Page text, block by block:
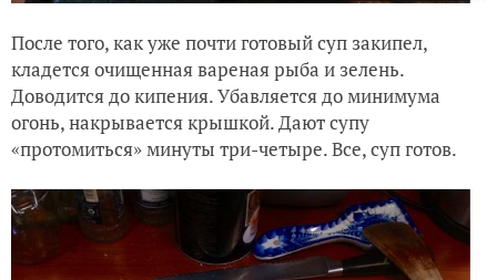
После того, как уже почти готовый суп закипел,
кладется очищенная вареная рыба и зелень.
Доводится до кипения. Убавляется до минимума
огонь, накрывается крышкой. Дают супу
«протомиться» минуты три-четыре. Все, суп готов.